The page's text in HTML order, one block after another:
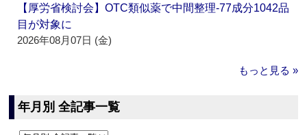
【厚労省検討会】OTC類似薬で中間整理‐77成分1042品
目が対象に
2026年08月07日 (金)
もっと見る »
年月別 全記事一覧